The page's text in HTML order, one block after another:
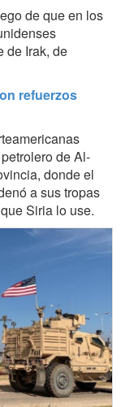
de que en los
de Irak, de
refuerzos
de Al-
donde el
a sus tropas
Siria lo use.